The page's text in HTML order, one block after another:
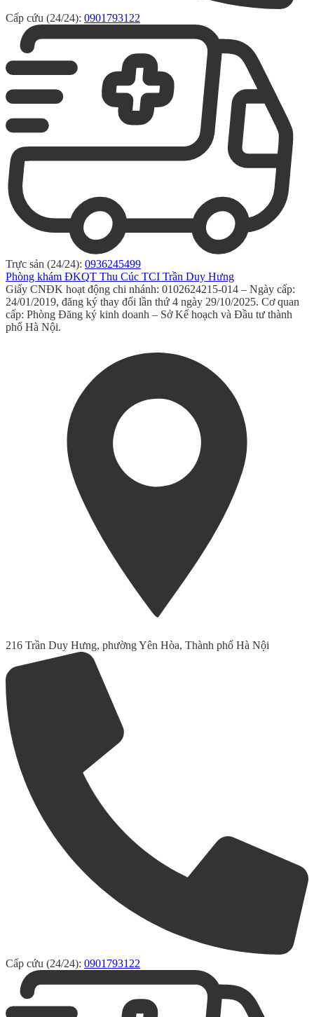
Cấp cứu (24/24): 0901793122
Trực sản (24/24): 0936245499
Phòng khám ĐKQT Thu Cúc TCI Trần Duy Hưng
Giấy CNĐK hoạt động chi nhánh: 0102624215-014 – Ngày cấp:
24/01/2019, đăng ký thay đổi lần thứ 4 ngày 29/10/2025. Cơ quan
cấp: Phòng Đăng ký kinh doanh – Sở Kế hoạch và Đầu tư thành
phố Hà Nội.
216 Trần Duy Hưng, phường Yên Hòa, Thành phố Hà Nội
Cấp cứu (24/24): 0901793122